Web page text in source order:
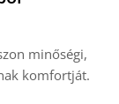
minőségi,
komfortját.